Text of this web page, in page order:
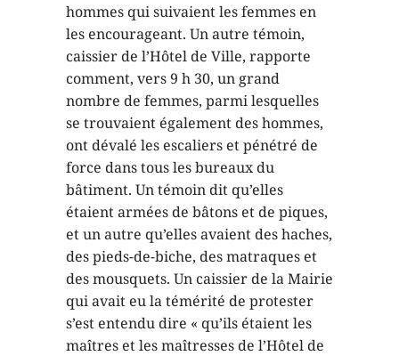
hommes qui suivaient les femmes en
les encourageant. Un autre témoin,
caissier de l’Hôtel de Ville, rapporte
comment, vers 9 h 30, un grand
nombre de femmes, parmi lesquelles
se trouvaient également des hommes,
ont dévalé les escaliers et pénétré de
force dans tous les bureaux du
bâtiment. Un témoin dit qu’elles
étaient armées de bâtons et de piques,
et un autre qu’elles avaient des haches,
des pieds-de-biche, des matraques et
des mousquets. Un caissier de la Mairie
qui avait eu la témérité de protester
s’est entendu dire « qu’ils étaient les
maîtres et les maîtresses de l’Hôtel de